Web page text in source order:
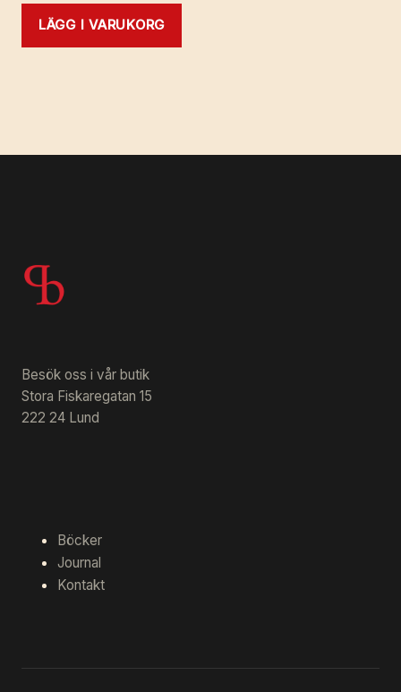
LÄGG I VARUKORG
Besök oss i vår butik
Stora Fiskaregatan 15
222 24 Lund
Böcker
Journal
Kontakt